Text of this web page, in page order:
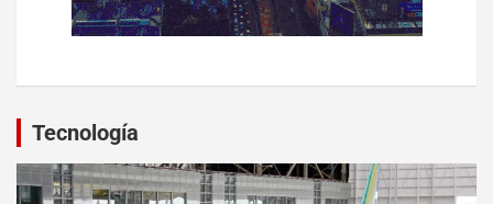
Tecnología